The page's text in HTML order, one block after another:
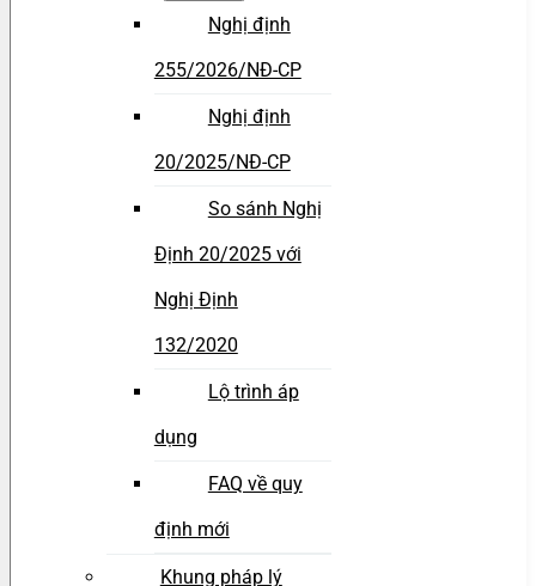
Nghị định
255/2026/NĐ-CP
Nghị định
20/2025/NĐ-CP
So sánh Nghị
Định 20/2025 với
Nghị Định
132/2020
Lộ trình áp
dụng
FAQ về quy
định mới
Khung pháp lý